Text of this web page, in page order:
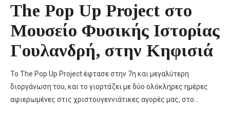
The Pop Up Project στο
Μουσείο Φυσικής Ιστορίας
Γουλανδρή, στην Κηφισιά
To The Pop Up Project έφτασε στην 7η και μεγαλύτερη
διοργάνωση του, και το γιορτάζει με δύο ολόκληρες ημέρες
αφιερωμένες στις χριστουγεννιάτικες αγορές μας, στο…